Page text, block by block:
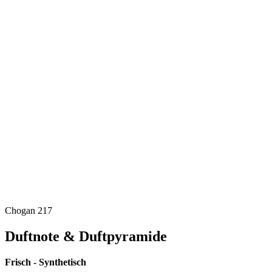
Chogan 217
Duftnote & Duftpyramide
Frisch - Synthetisch